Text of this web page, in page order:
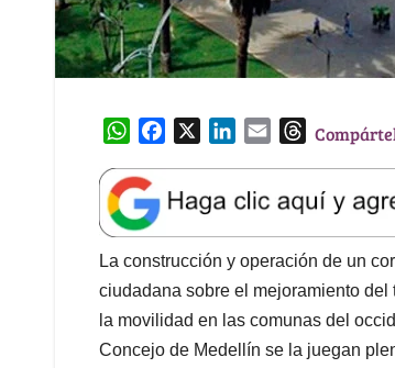
W
a
t
s
A
p
p
e
b
o
o
k
k
e
d
I
n
l
T
e
a
d
s
La construcción y operación de un
ciudadana sobre el mejoramiento
la movilidad en las comunas del
Concejo de Medellín se la juegan